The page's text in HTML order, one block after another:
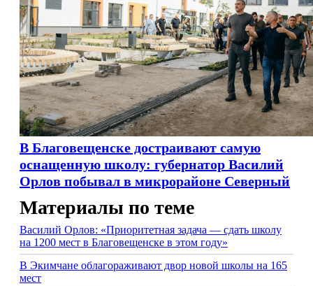
В Благовещенске достраивают самую
оснащенную школу: губернатор Василий
Орлов побывал в микрорайоне Северный
Материалы по теме
Василий Орлов: «Приоритетная задача — сдать школу
на 1200 мест в Благовещенске в этом году»
В Экимчане облагораживают двор новой школы на 165
мест